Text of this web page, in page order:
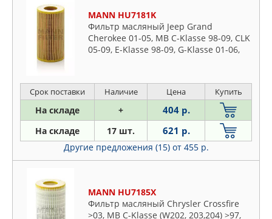
ELRING
EUROREPAR
FEBI
FIAT
FILTRON
FINWHALE
FLEETGUARD
FORD
FRANCECAR
GALLANT
Pontiac
Porsche
Renault
Saab
Seat
Skoda
Ssangyong
Subaru
Suzuki
Toyota
MANN HU7181K
Фильтр масляный Jeep Grand
Cherokee 01-05, MB C-Klasse 98-09, CLK
05-09, E-Klasse 98-09, G-Klasse 01-06,
4,0 TD
Срок поставки Наличие Цена Купить
На складе + 404 р.
На складе 17 шт. 621 р.
Другие предложения (15) от 455 р.
MANN HU7185X
Фильтр масляный Chrysler Crossfire
>03, MB C-Klasse (W202, 203,204) >97,